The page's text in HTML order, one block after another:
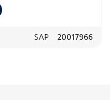
SAP 20017966